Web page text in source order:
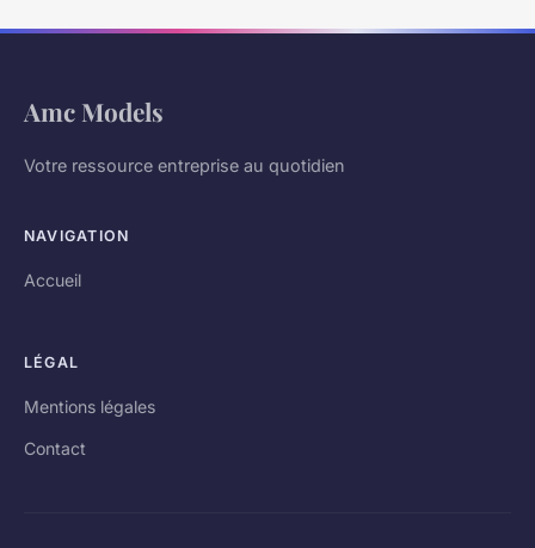
Amc Models
Votre ressource entreprise au quotidien
NAVIGATION
Accueil
LÉGAL
Mentions légales
Contact